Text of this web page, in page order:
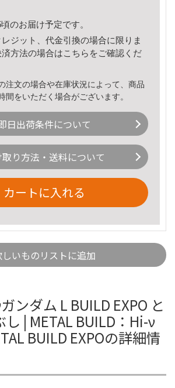
のお届け予定です。
ジット、代金引換の場合に限りま
方法の場合はこちら をご確認くだ
注文の場合や在庫状況によって、商品
間をいただく場合がございます。
日出荷条件について
り方法・送料について
カートに入れる
いものリストに追加
ンダム L BUILD EXPO と
| METAL BUILD：Hi-ν
BUILD EXPOの詳細情